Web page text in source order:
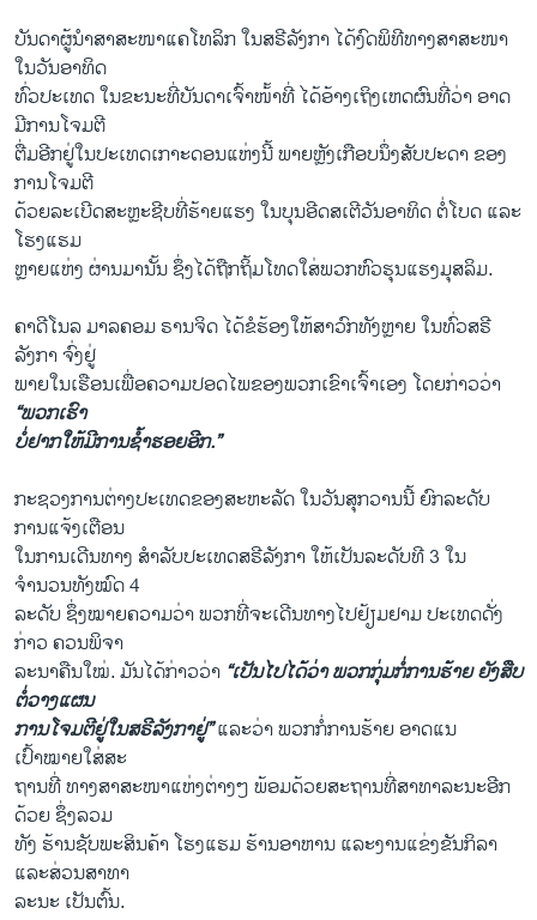
ບັນດາຜູ້ນຳສາສະໜາແຄໂທລິກ ໃນສຣີລັງກາ ໄດ້ງົດພິທີທາງສາສະໜາ
ໃນວັນອາທິດ
ທົ່ວປະເທດ ໃນຂະນະທີ່ບັນດາເຈົ້າໜ້້າທີ່ ໄດ້ອ້າງເຖິງເຫດຜົນທີ່ວ່າ ອາດ
ມີການໂຈມຕີ
ຕື່ມອີກຢູ່ໃນປະເທດເກາະດອນແຫ່ງນີ້ ພາຍຫຼັງເກືອບນຶ່ງສັບປະດາ ຂອງ
ການໂຈມຕີ
ດ້ວຍລະເບີດສະຫຼະຊີບທີ່ຮ້າຍແຮງ ໃນບຸນອີດສເຕີວັນອາທິດ ຕໍ່ໂບດ ແລະ
ໂຮງແຮມ
ຫຼາຍແຫ່ງ ຜ່ານມານັ້ນ ຊຶ່ງໄດ້ຖືກຖິ້ມໂທດໃສ່ພວກຫົວຮຸນແຮງມຸສລິມ.
ຄາດີໂນລ ມາລຄອມ ຣານຈິດ ໄດ້ຂໍຮ້ອງໃຫ້ສາວົກທັງຫຼາຍ ໃນທົ່ວສຣີ
ລັງກາ ຈົ່ງຢູ່
ພາຍໃນເຮືອນເພື່ອຄວາມປອດໄພຂອງພວກເຂົາເຈົ້າເອງ ໂດຍກ່າວວ່າ
“ພວກເຮົາ
ບໍ່ຢາກໃຫ້ມີການຊ້ຳຮອຍອີກ.”
ກະຊວງການຕ່າງປະເທດຂອງສະຫະລັດ ໃນວັນສຸກວານນີ້ ຍົກລະດັບ
ການແຈ້ງເຕືອນ
ໃນການເດີນທາງ ສຳລັບປະເທດສຣີລັງກາ ໃຫ້ເປັນລະດັບທີ 3 ໃນ
ຈຳນວນທັງໝົດ 4
ລະດັບ ຊຶ່ງໝາຍຄວາມວ່າ ພວກທີ່ຈະເດີນທາງໄປຢ້ຽມຢາມ ປະເທດດັ່ງ
ກ່າວ ຄວນພິຈາ
ລະນາຄືນໃໝ່. ມັນໄດ້ກ່າວວ່າ “ເປັນໄປໄດ້ວ່າ ພວກກຸ່ມກໍ່ການຮ້າຍ ຍັງສືບ
ຕໍ່ວາງແຜນ
ການໂຈມຕີຢູ່ໃນສຣີລັງກາຢູ່”ແລະວ່າ ພວກກໍ່ການຮ້າຍ ອາດແນ
ເປົ້າໝາຍໃສ່ສະ
ຖານທີ່ ທາງສາສະໜາແຫ່ງຕ່າງໆ ພ້ອມດ້ວຍສະຖານທີ່ສາທາລະນະອີກ
ດ້ວຍ ຊຶ່ງລວມ
ທັງ ຮ້ານຊັບພະສິນຄ້າ ໂຮງແຮມ ຮ້ານອາຫານ ແລະງານແຂ່ງຂັນກິລາ
ແລະສ່ວນສາທາ
ລະນະ ເປັນຕົ້ນ.